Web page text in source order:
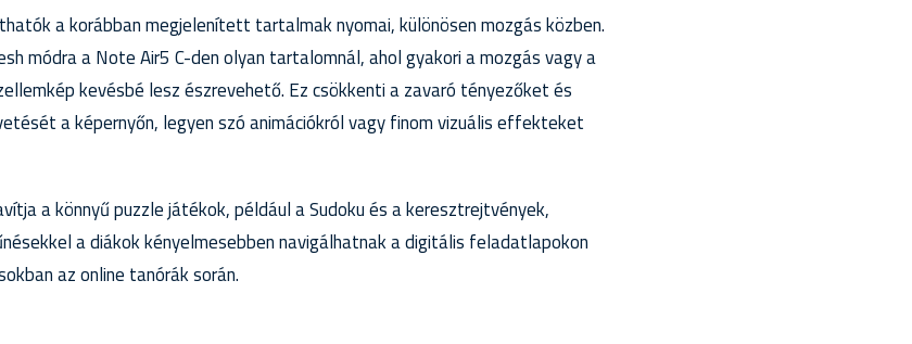
a korábban megjelenített tartalmak nyomai, különösen mozgás közben.
módra a Note Air5 C-den olyan tartalomnál, ahol gyakori a mozgás vagy a
kevésbé lesz észrevehető. Ez csökkenti a zavaró tényezőket és
a képernyőn, legyen szó animációkról vagy finom vizuális effekteket
a könnyű puzzle játékok, például a Sudoku és a keresztrejtvények,
a diákok kényelmesebben navigálhatnak a digitális feladatlapokon
az online tanórák során.